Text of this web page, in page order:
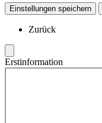
Einstellungen speichern
Zurück
Erstinformation